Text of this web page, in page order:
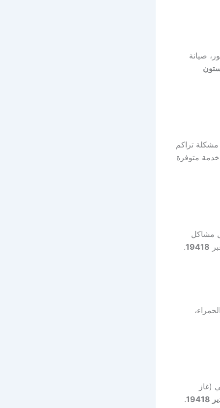
صيانة
تراكم
متوفرة
مشاكل
19418
.
(غاز
.